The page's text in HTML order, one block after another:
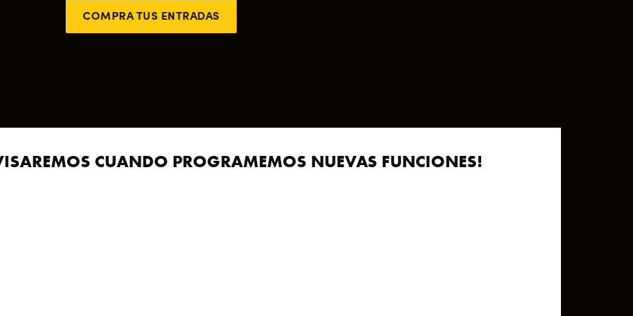
COMPRA TUS ENTRADAS
CUANDO PROGRAMEMOS NUEVAS FUNCIONES!